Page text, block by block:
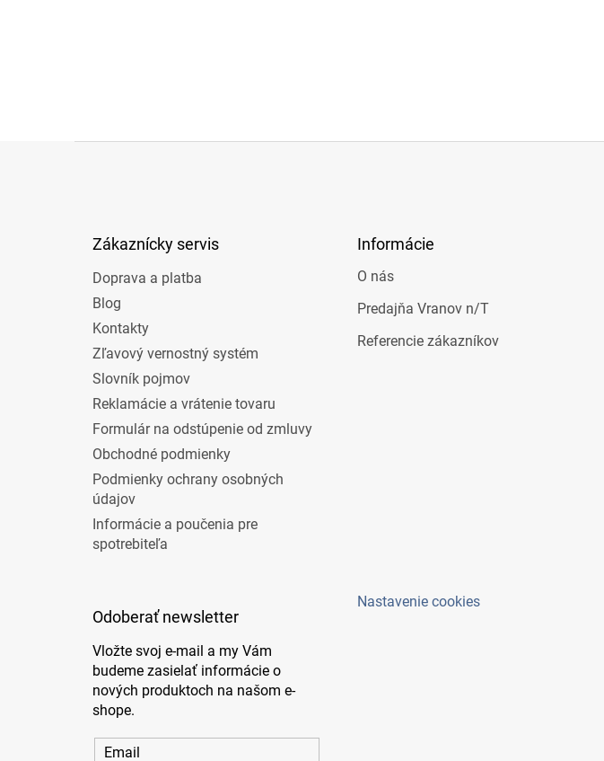
Zákaznícky servis
Doprava a platba
Blog
Kontakty
Zľavový vernostný systém
Slovník pojmov
Reklamácie a vrátenie tovaru
Formulár na odstúpenie od zmluvy
Obchodné podmienky
Podmienky ochrany osobných
údajov
Informácie a poučenia pre
spotrebiteľa
Informácie
O nás
Predajňa Vranov n/T
Referencie zákazníkov
Odoberať newsletter
Vložte svoj e-mail a my Vám
budeme zasielať informácie o
nových produktoch na našom e-
shope.
Email
Nastavenie cookies